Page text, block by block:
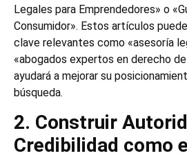
Legales para Emprendedores» o
Consumidor». Estos artículos
clave relevantes como «asesoría
«abogados expertos en derecho
ayudará a mejorar su
búsqueda.
2. Construir
Credibilidad como